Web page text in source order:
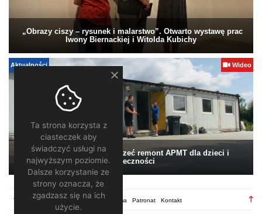
„Obrazy ciszy – rysunek i malarstwo”. Otwarto wystawę prac
Iwony Biernackiej i Witolda Kubichy
Aktualności Wideo
Pomagamy. Warto wesprzeć remont APMT dla dzieci i
społeczności
Regulamin Redakcja Reklama Patronat Kontakt
Ta strona korzysta z
ciasteczek aby
świadczyć usługi na
najwyższym poziomie.
Dalsze korzystanie ze
strony oznacza, że
zgadzasz się na ich
użycie.